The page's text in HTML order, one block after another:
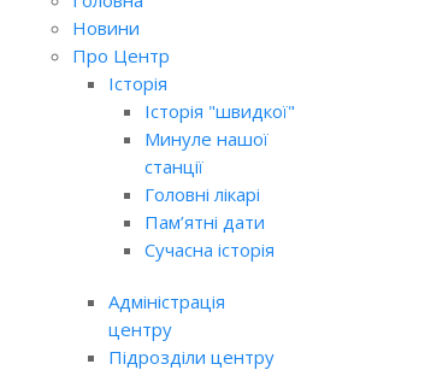
Новини
Про Центр
Історія
Історія "швидкої"
Минуле нашої
станції
Головні лікарі
Пам’ятні дати
Сучасна історія
Адміністрація
центру
Підрозділи центру